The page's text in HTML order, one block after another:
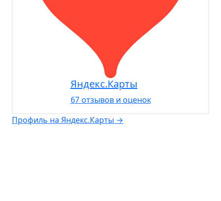
Яндекс.Карты
67 отзывов и оценок
Профиль на Яндекс.Карты →